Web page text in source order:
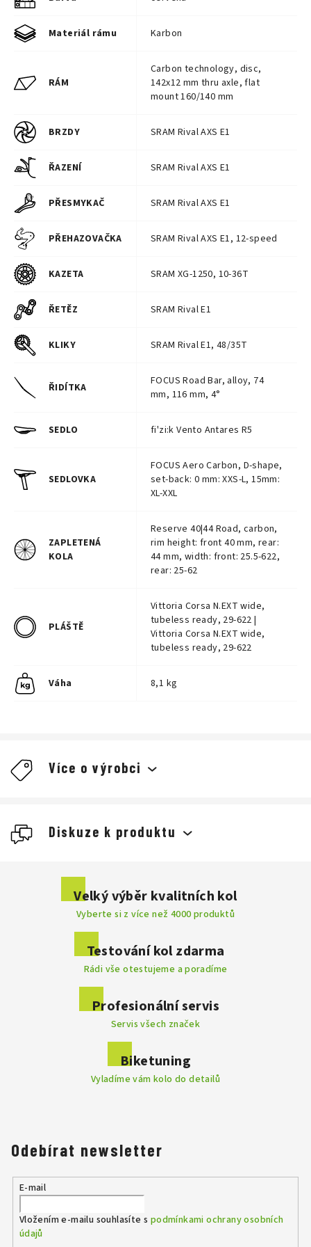
Materiál rámu Karbon
RÁM
Carbon technology, disc,
142x12 mm thru axle, flat
mount 160/140 mm
BRZDY SRAM Rival AXS E1
ŘAZENÍ SRAM Rival AXS E1
PŘESMYKAČ SRAM Rival AXS E1
PŘEHAZOVAČKA SRAM Rival AXS E1, 12-speed
KAZETA SRAM XG-1250, 10-36T
ŘETĚZ SRAM Rival E1
KLIKY SRAM Rival E1, 48/35T
ŘIDÍTKA
FOCUS Road Bar, alloy, 74
mm, 116 mm, 4°
SEDLO fi'zi:k Vento Antares R5
SEDLOVKA
FOCUS Aero Carbon, D-shape,
set-back: 0 mm: XXS-L, 15mm:
XL-XXL
ZAPLETENÁ
KOLA
Reserve 40|44 Road, carbon,
rim height: front 40 mm, rear:
44 mm, width: front: 25.5-622,
rear: 25-62
PLÁŠTĚ
Vittoria Corsa N.EXT wide,
tubeless ready, 29-622 |
Vittoria Corsa N.EXT wide,
tubeless ready, 29-622
Váha 8,1 kg
Diskuze k produktu
Přidat komentář
Více o výrobci
. Výrobce
disponuje velkým a moderním testovacím centrem, kde se
vyvíjí nespočet prototypů a technologií, které jsou do výroby
kol implementovány. Každý model prochází řadou testů a
vyznačuje se dokonalostí do posledního detailu. Značka Focus
je mezi profesionály velmi známá, nabízí perfektní výkon,
vyváženost a dokáže uspokojit i ty nejnáročnější jezdce.
Velký výběr kvalitních kol
Vyberte si z více než 4000 produktů
Testování kol zdarma
Rádi vše otestujeme a poradíme
Profesionální servis
Servis všech značek
Biketuning
Vyladíme vám kolo do detailů
Odebírat newsletter
E-mail
Vložením e-mailu souhlasíte s podmínkami ochrany osobních
údajů